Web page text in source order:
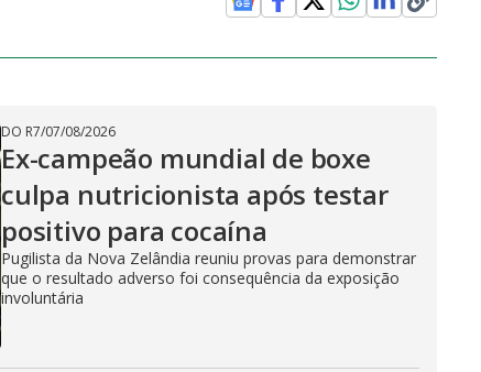
DO R7/07/08/2026
Ex-campeão mundial de boxe
culpa nutricionista após testar
positivo para cocaína
Pugilista da Nova Zelândia reuniu provas para demonstrar
que o resultado adverso foi consequência da exposição
involuntária